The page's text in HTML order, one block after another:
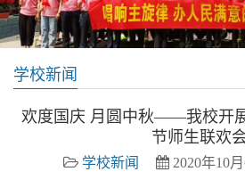
学校新闻
欢度国庆 月圆中秋——我校开
节师生联欢
学校新闻 2020年10